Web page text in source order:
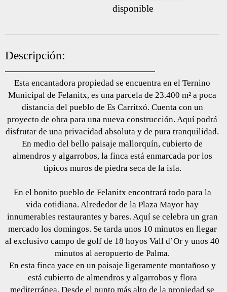
disponible
Descripción:
Esta encantadora propiedad se encuentra en el Ternino
Municipal de Felanitx, es una parcela de 23.400 m² a poca
distancia del pueblo de Es Carritxó. Cuenta con un
proyecto de obra para una nueva construcción. Aquí podrá
disfrutar de una privacidad absoluta y de pura tranquilidad.
En medio del bello paisaje mallorquín, cubierto de
almendros y algarrobos, la finca está enmarcada por los
típicos muros de piedra seca de la isla.
En el bonito pueblo de Felanitx encontrará todo para la
vida cotidiana. Alrededor de la Plaza Mayor hay
innumerables restaurantes y bares. Aquí se celebra un gran
mercado los domingos. Se tarda unos 10 minutos en llegar
al exclusivo campo de golf de 18 hoyos Vall d’Or y unos 40
minutos al aeropuerto de Palma.
En esta finca yace en un paisaje ligeramente montañoso y
está cubierto de almendros y algarrobos y flora
mediterránea. Desde el punto más alto de la propiedad se